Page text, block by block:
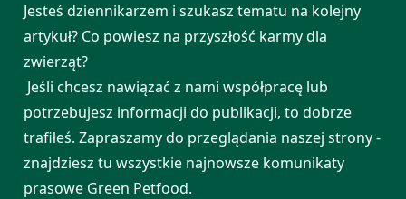
Jesteś dziennikarzem i szukasz tematu na kolejny
artykuł? Co powiesz na przyszłość karmy dla
zwierząt?
Jeśli chcesz nawiązać z nami współpracę lub
potrzebujesz informacji do publikacji, to dobrze
trafiłeś. Zapraszamy do przeglądania naszej strony -
znajdziesz tu wszystkie najnowsze komunikaty
prasowe Green Petfood.